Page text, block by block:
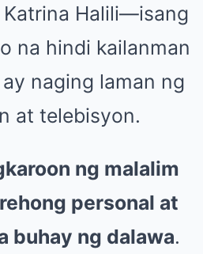
Katrina Halili—isang
na hindi kailanman
naging laman ng
at telebisyon.
ng malalim
personal at
buhay ng dalawa.